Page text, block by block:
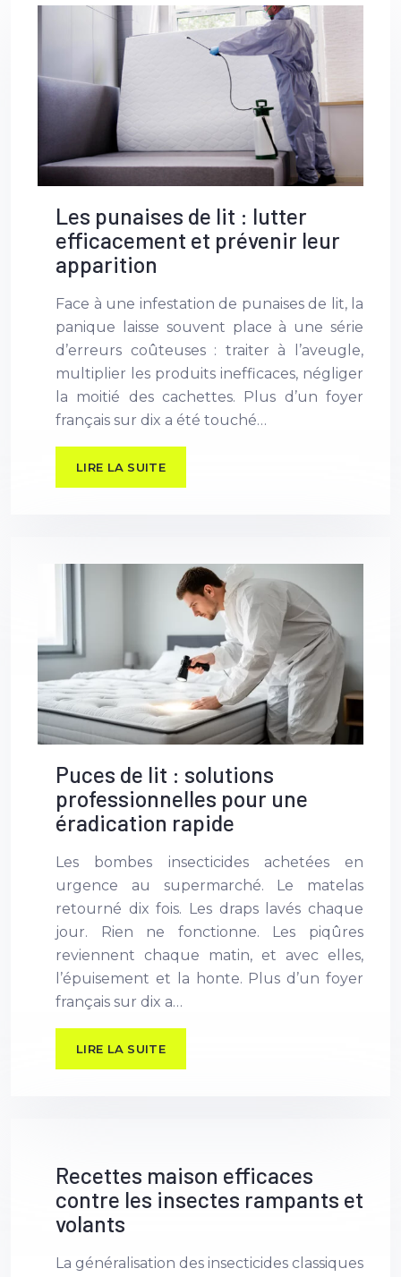
Les punaises de lit : lutter
efficacement et prévenir leur
apparition
Face à une infestation de punaises de lit, la
panique laisse souvent place à une série
d’erreurs coûteuses : traiter à l’aveugle,
multiplier les produits inefficaces, négliger
la moitié des cachettes. Plus d’un foyer
français sur dix a été touché…
LIRE LA SUITE
Puces de lit : solutions
professionnelles pour une
éradication rapide
Les bombes insecticides achetées en
urgence au supermarché. Le matelas
retourné dix fois. Les draps lavés chaque
jour. Rien ne fonctionne. Les piqûres
reviennent chaque matin, et avec elles,
l’épuisement et la honte. Plus d’un foyer
français sur dix a…
LIRE LA SUITE
Recettes maison efficaces
contre les insectes rampants et
volants
La généralisation des insecticides classiques